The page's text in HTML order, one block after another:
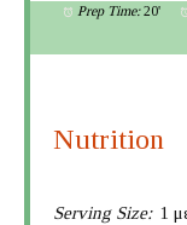
Prep Time: 20'
Nutrition
Serving Size: 1